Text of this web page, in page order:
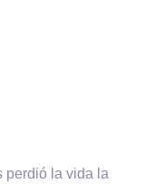
perdió la vida la